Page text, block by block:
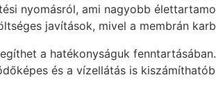
nyomásról, ami nagyobb
javítások, mivel a membrán
a hatékonyságuk
és a vízellátás is